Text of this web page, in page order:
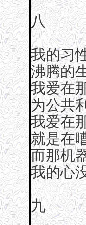
八
我的习
沸腾的
我爱在
为公共
我爱在
就是在
而那机
我的心
九